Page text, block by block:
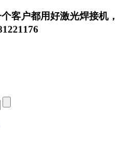
客户都用好激光焊接机，